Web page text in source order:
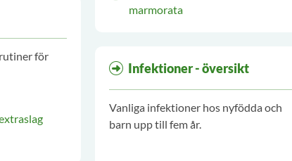
för
marmorata
Infektioner - översikt
Vanliga infektioner hos nyfödda och
barn upp till fem år.